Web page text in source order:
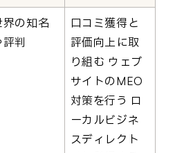
界の知名
判
口コミ獲得と
評価向上に取
り組む ウェブ
サイトのMEO
対策を行う ロ
ーカルビジネ
スディレクト